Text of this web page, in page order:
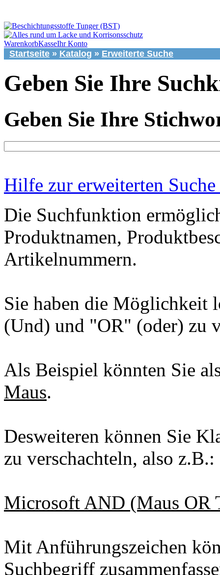
WarenkorbKasseIhr Konto
Startseite » Katalog » Erweiterte Suche
Geben Sie Ihre
Geben Sie Ihre
Hilfe zur erweiterten Suche
Die Suchfunktion
Produktnamen,
Artikelnummern.
Sie haben die Möglichkeit
(Und) und "OR" (oder) zu
Als Beispiel könnten Sie
Maus.
Desweiteren können Sie
zu verschachteln, also z.B.:
Microsoft AND (Maus OR
Mit Anführungszeichen
Suchbegriff